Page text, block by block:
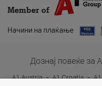
Member of
Начини на плаќање
Дознај повеќе за
A1 Austria A1 Croatia